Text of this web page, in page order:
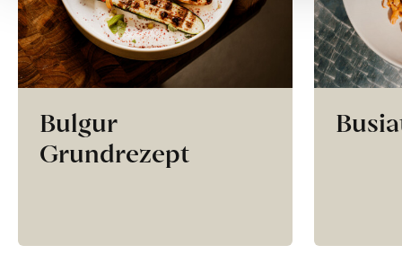
Bulgur
Grundrezept